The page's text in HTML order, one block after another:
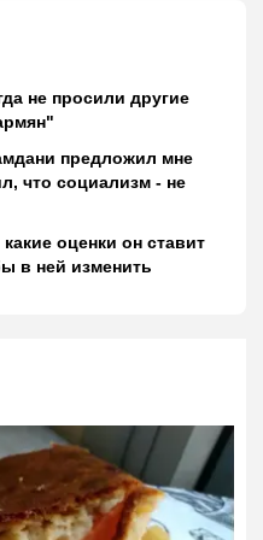
не просили другие
предложил мне
что социализм - не
оценки он ставит
в ней изменить